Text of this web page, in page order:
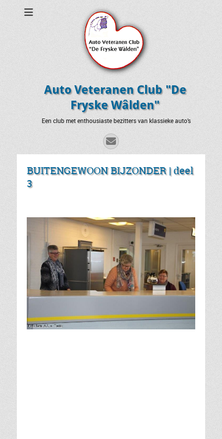
Auto Veteranen Club "De
Fryske Wâlden"
Een club met enthousiaste bezitters van klassieke auto’s
E-
mail
BUITENGEWOON BIJZONDER | deel
3